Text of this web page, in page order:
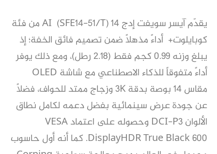
يقدّم آيسر سويفت إدج 14 AI (SFE14-51/T) من فئة
كوبايلوت+ أداءً مذهلاً ضمن تصميم فائق الخفة؛ إذ
يبلغ وزنه 0.99 كجم فقط (2.18 رطل)، ومع ذلك يوفر
أداءً متفوقاً للذكاء الاصطناعي مع شاشة OLED
مقاس 14 بوصة بدقة 3K وزجاج ممتد للحواف، فضلاً
عن جودة عرض سينمائية بفضل دعمه لكامل نطاق
الألوان DCI-P3 وحصوله على اعتماد VESA
DisplayHDR True Black 600. كما أنه أول حاسوب